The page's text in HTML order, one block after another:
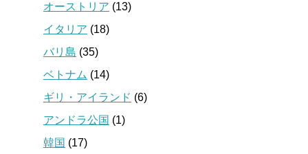
オーストリア (13)
イタリア (18)
バリ島 (35)
ベトナム (14)
ギリ・アイランド (6)
アンドラ公国 (1)
韓国 (17)